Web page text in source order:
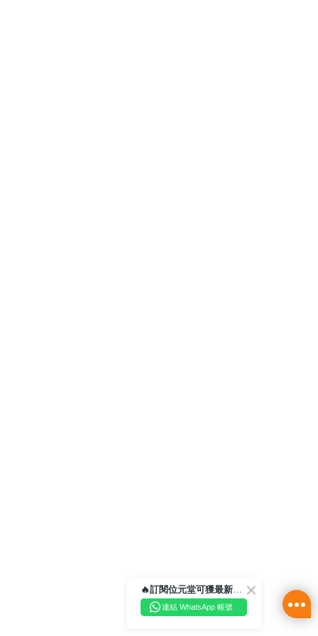
🔥訂閱位元堂可獲最新優惠及活動資訊🔥
連結 WhatsApp 帳號